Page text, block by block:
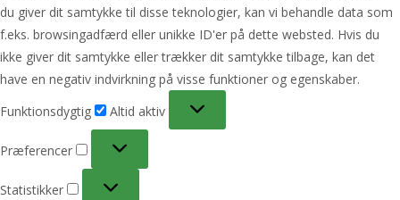
du giver dit samtykke til disse teknologier, kan vi behandle data som
f.eks. browsingadfærd eller unikke ID'er på dette websted. Hvis du
ikke giver dit samtykke eller trækker dit samtykke tilbage, kan det
have en negativ indvirkning på visse funktioner og egenskaber.
Funktionsdygtig
Altid aktiv
Præferencer
Statistikker